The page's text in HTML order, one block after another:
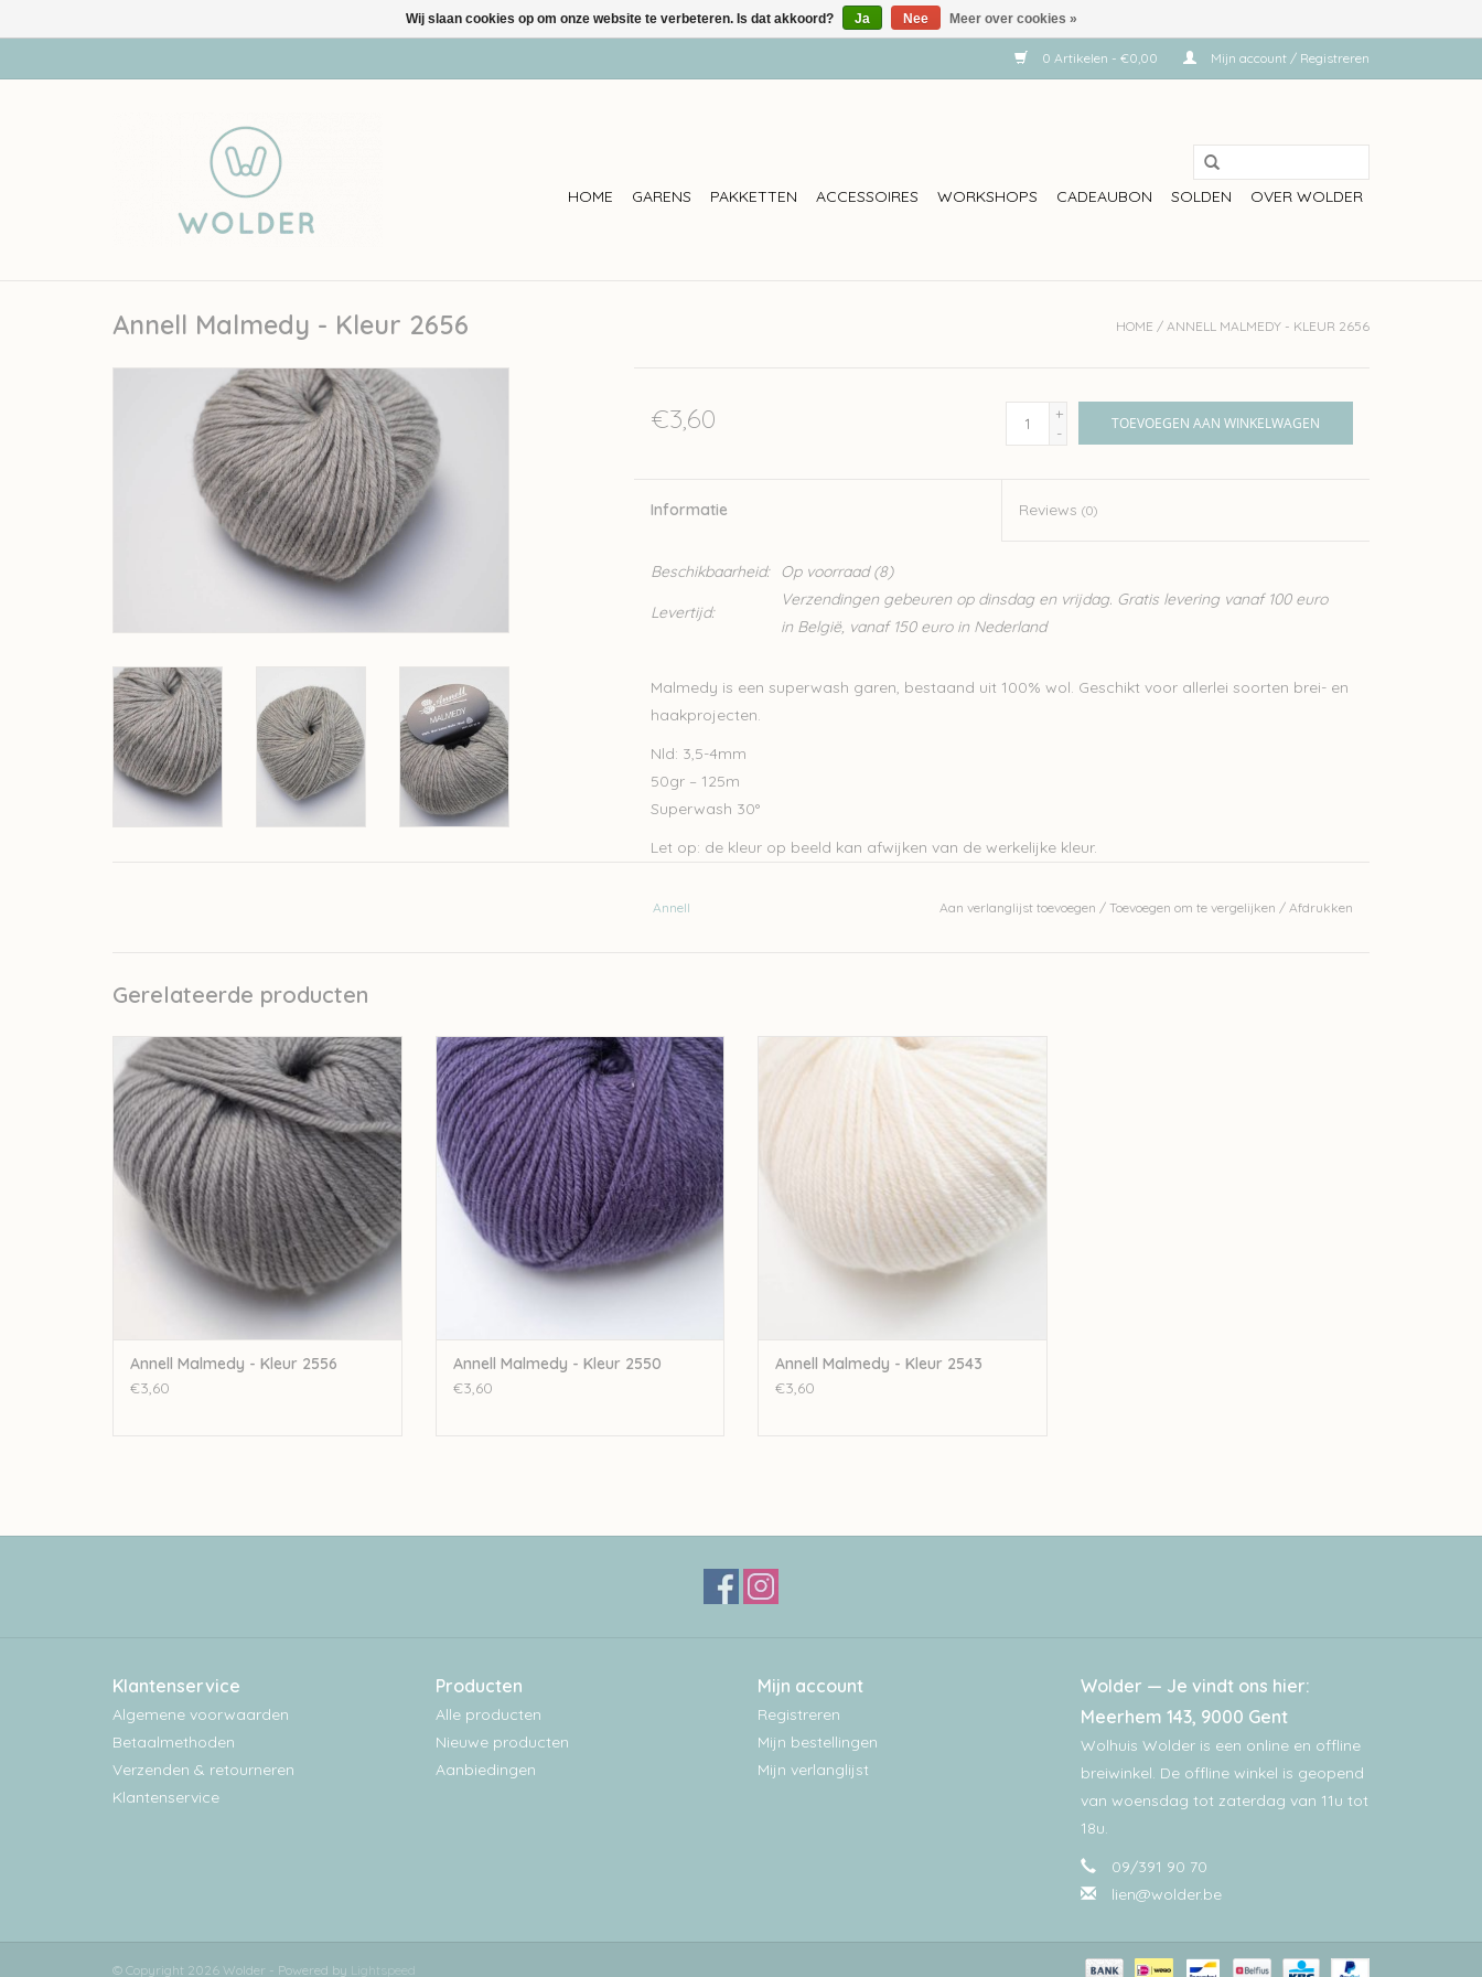
0 Artikelen - €0,00 Mijn account / Registreren
HOME GARENS PAKKETTEN ACCESSOIRES WORKSHOPS CADEAUBON SOLDEN OVER WOLDER
Annell Malmedy - Kleur 2656 HOME / ANNELL MALMEDY - KLEUR 2656
€3,60
+
-
TOEVOEGEN AAN WINKELWAGEN
Informatie Reviews(0)
Beschikbaarheid: Op voorraad(8)
Levertijd:
Verzendingen gebeuren op dinsdag en vrijdag. Gratis levering vanaf 100 euro
in België, vanaf 150 euro in Nederland
Malmedy is een superwash garen, bestaand uit 100% wol. Geschikt voor allerlei soorten brei- en
haakprojecten.
Nld: 3,5-4mm
50gr – 125m
Superwash 30°
Let op: de kleur op beeld kan afwijken van de werkelijke kleur.
Lien@Wolder.be
. Annell is een Belgisch bedrijf, waardoor we makkelijk wol kunnen bijbestellen
Annell Aan verlanglijst toevoegen / Toevoegen om te vergelijken / Afdrukken
Gerelateerde producten
Annell Annell Malmedy - Kleur 2556
TOEVOEGEN AAN WINKELWAGEN
Annell Malmedy - Kleur 2556
€3,60
Annell Annell Malmedy - Kleur 2550
TOEVOEGEN AAN WINKELWAGEN
Annell Malmedy - Kleur 2550
€3,60
Annell Annell Malmedy - Kleur 2543
Annell Malmedy - Kleur 2543
€3,60
Klantenservice
Algemene voorwaarden
Betaalmethoden
Verzenden & retourneren
Klantenservice
Producten
Alle producten
Nieuwe producten
Aanbiedingen
Mijn account
Registreren
Mijn bestellingen
Mijn verlanglijst
Wolder — Je vindt ons hier:
Meerhem 143, 9000 Gent
Wolhuis Wolder is een online en offline
breiwinkel. De offline winkel is geopend
van woensdag tot zaterdag van 11u tot
18u.
09/391 90 70
lien@wolder.be
© Copyright 2026 Wolder - Powered by Lightspeed
Wij slaan cookies op om onze website te verbeteren. Is dat akkoord? Ja Nee Meer over cookies »